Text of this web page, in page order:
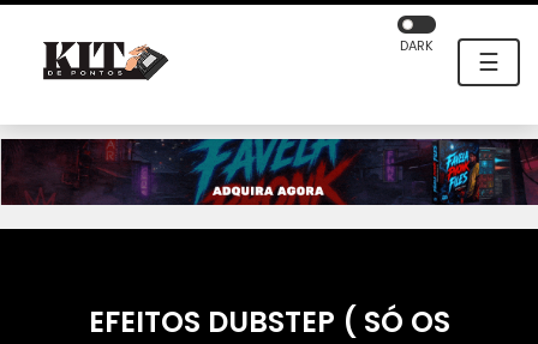
☰
DARK
EFEITOS DUBSTEP ( SÓ OS